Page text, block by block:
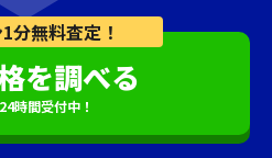
分無料査定！
を調べる
時間受付中！